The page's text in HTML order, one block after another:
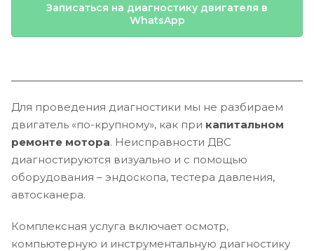
Записаться на диагностику двигателя в
WhatsApp
Для проведения диагностики мы не разбираем
двигатель «по-крупному», как при капитальном
ремонте мотора. Неисправности ДВС
диагностируются визуально и с помощью
оборудования – эндоскопа, тестера давления,
автосканера.
Комплексная услуга включает осмотр,
компьютерную и инструментальную диагностику